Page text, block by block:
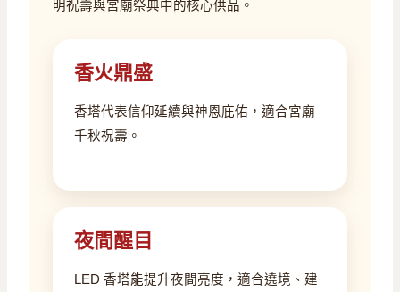
明祝壽與宮廟祭典中的核心供品。
香火鼎盛
香塔代表信仰延續與神恩庇佑，適合宮廟
千秋祝壽。
夜間醒目
LED 香塔能提升夜間亮度，適合遶境、建